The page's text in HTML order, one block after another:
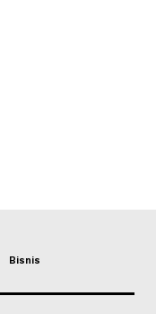
Bisnis